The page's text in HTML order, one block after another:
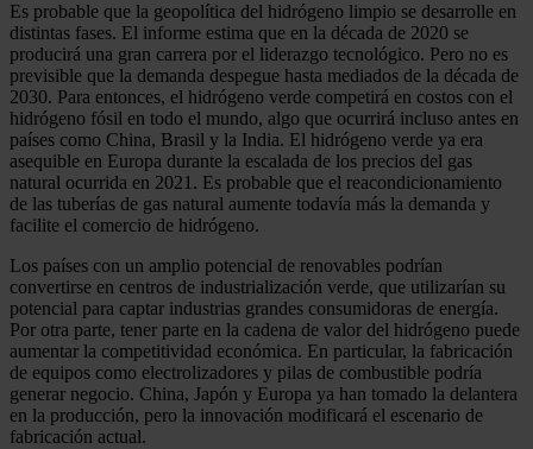
Es probable que la geopolítica del hidrógeno limpio se desarrolle en
distintas fases. El informe estima que en la década de 2020 se
producirá una gran carrera por el liderazgo tecnológico. Pero no es
previsible que la demanda despegue hasta mediados de la década de
2030. Para entonces, el hidrógeno verde competirá en costos con el
hidrógeno fósil en todo el mundo, algo que ocurrirá incluso antes en
países como China, Brasil y la India. El hidrógeno verde ya era
asequible en Europa durante la escalada de los precios del gas
natural ocurrida en 2021. Es probable que el reacondicionamiento
de las tuberías de gas natural aumente todavía más la demanda y
facilite el comercio de hidrógeno.
Los países con un amplio potencial de renovables podrían
convertirse en centros de industrialización verde, que utilizarían su
potencial para captar industrias grandes consumidoras de energía.
Por otra parte, tener parte en la cadena de valor del hidrógeno puede
aumentar la competitividad económica. En particular, la fabricación
de equipos como electrolizadores y pilas de combustible podría
generar negocio. China, Japón y Europa ya han tomado la delantera
en la producción, pero la innovación modificará el escenario de
fabricación actual.